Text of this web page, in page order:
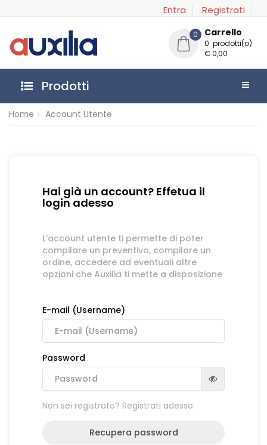
Entra Registrati
0 Carrello
0 prodotti(o)
€ 0,00
Prodotti
Home Account Utente
Hai già un account? Effetua il
login adesso
L'account utente ti permette di poter
compilare un preventivo, compilare un
ordine, accedere ad eventuali altre
opzioni che Auxilia ti mette a disposizione
E-mail (Username)
Password
Non sei registrato? Registrati adesso.
Recupera password